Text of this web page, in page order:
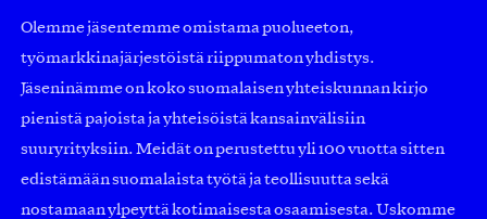
Olemme jäsentemme omistama puolueeton,
työmarkkinajärjestöistä riippumaton yhdistys.
Jäseninämme on koko suomalaisen yhteiskunnan kirjo
pienistä pajoista ja yhteisöistä kansainvälisiin
suuryrityksiin. Meidät on perustettu yli 100 vuotta sitten
edistämään suomalaista työtä ja teollisuutta sekä
nostamaan ylpeyttä kotimaisesta osaamisesta. Uskomme